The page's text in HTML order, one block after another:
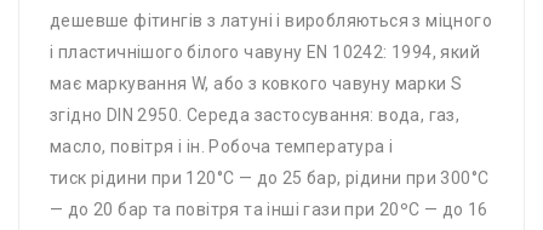
дешевше фітингів з латуні і виробляються з міцного
і пластичнішого білого чавуну EN 10242: 1994, який
має маркування W, або з ковкого чавуну марки S
згідно DIN 2950. Середа застосування: вода, газ,
масло, повітря і ін. Робоча температура і
тиск рідини при 120°С — до 25 бар, рідини при 300°С
— до 20 бар та повітря та інші гази при 20ºС — до 16